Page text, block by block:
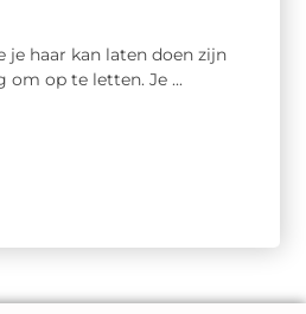
je haar kan laten doen zijn
om op te letten. Je ...